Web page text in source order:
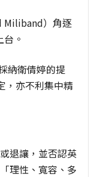
Miliband）角逐
。
納衛倩婷的提
，亦不利集中精
退讓，並否認英
理性、寬容、多